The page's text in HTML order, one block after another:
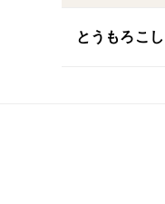
とうもろこし